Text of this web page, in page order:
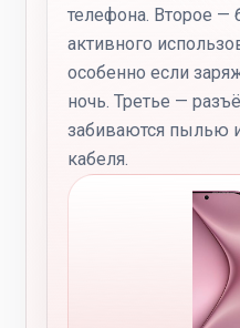
телефона. Второе —
активного
особенно если
ночь. Третье —
забиваются пылью
кабеля.